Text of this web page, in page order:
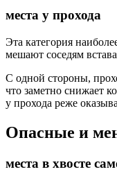
места у прохода
Эта категория
мешают соседям
С одной стороны,
что заметно снижает
у прохода реже
Опасные и
места в хвосте